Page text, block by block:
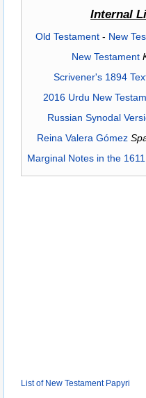
Internal
Old Testament- New
New Testament
Scrivener's 1894
2016 Urdu New
Russian Synodal
Reina Valera Gómez
Marginal Notes in the
List of New Testament Papyri